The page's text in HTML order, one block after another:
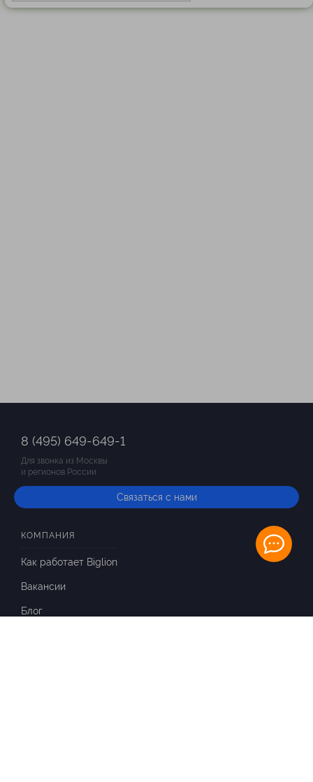
8 (495) 649-649-1
Для звонка из Москвы
и регионов России
Связаться с нами
КОМПАНИЯ
Как работает Biglion
Вакансии
Блог